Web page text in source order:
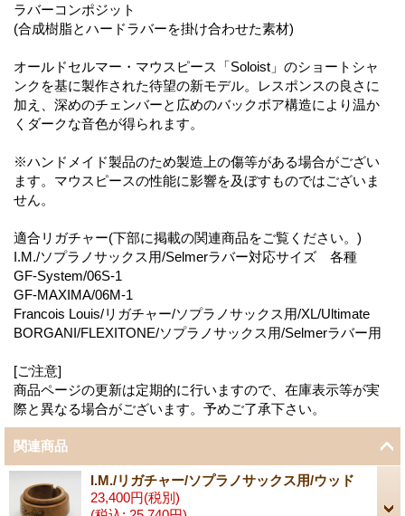
ラバーコンポジット
(合成樹脂とハードラバーを掛け合わせた素材)
オールドセルマー・マウスピース「Soloist」のショートシャ
ンクを基に製作された待望の新モデル。レスポンスの良さに
加え、深めのチェンバーと広めのバックボア構造により温か
くダークな音色が得られます。
※ハンドメイド製品のため製造上の傷等がある場合がござい
ます。マウスピースの性能に影響を及ぼすものではございま
せん。
適合リガチャー(下部に掲載の関連商品をご覧ください。)
I.M./ソプラノサックス用/Selmerラバー対応サイズ 各種
GF-System/06S-1
GF-MAXIMA/06M-1
Francois Louis/リガチャー/ソプラノサックス用/XL/Ultimate
BORGANI/FLEXITONE/ソプラノサックス用/Selmerラバー用
[ご注意]
商品ページの更新は定期的に行いますので、在庫表示等が実
際と異なる場合がございます。予めご了承下さい。
関連商品
I.M./リガチャー/ソプラノサックス用/ウッド
23,400円(税別)